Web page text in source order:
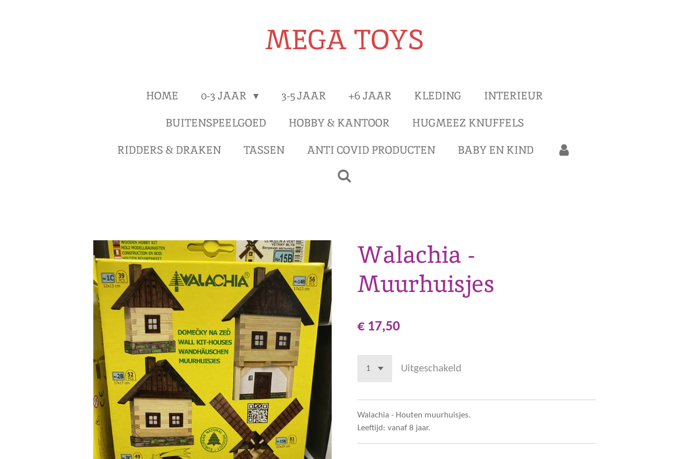
MEGA TOYS
HOME 0-3 JAAR 3-5 JAAR +6 JAAR KLEDING
INTERIEUR
BUITENSPEELGOED
HOBBY & KANTOOR
HUGMEEZ KNUFFELS
RIDDERS & DRAKEN
TASSEN ANTI COVID PRODUCTEN BABY EN KIND
Walachia -
Muurhuisjes
€ 17,50
Uitgeschakeld
Walachia - Houten muurhuisjes.
Leeftijd: vanaf 8 jaar.